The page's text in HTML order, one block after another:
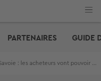
PARTENAIRES GUIDE
acheteurs vont pouvoir saisir des milliers d’opportunités à rénover